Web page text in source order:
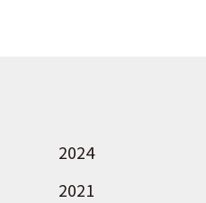
2024
2021